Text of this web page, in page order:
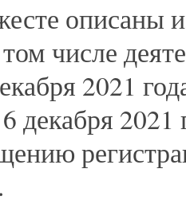
описаны
числе
2021
декабря